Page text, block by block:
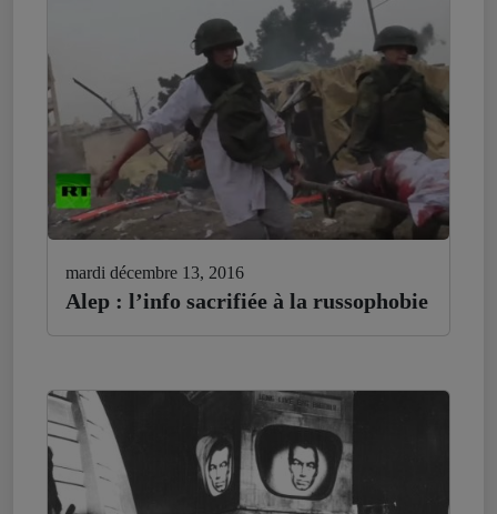
mardi décembre 13, 2016
Alep : l’info sacrifiée à la russophobie